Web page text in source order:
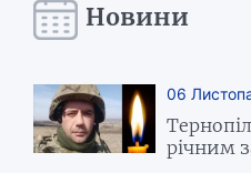
Новини
06
річним